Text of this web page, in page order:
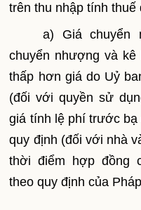
trên thu nhập tính
a) Giá chuyển
chuyển nhượng và
thấp hơn giá do Uỷ
(đối với quyền sử
giá tính lệ phí trước bạ
quy định (đối với nhà
thời điểm hợp đồng
theo quy định của